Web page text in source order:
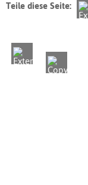
Teile diese Seite: